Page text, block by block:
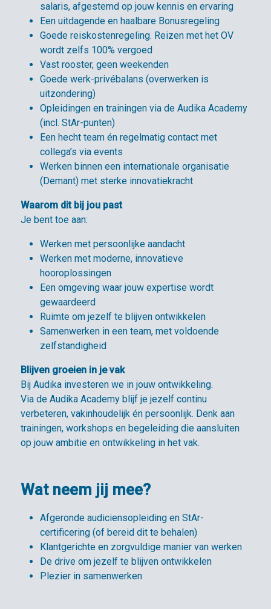
salaris, afgestemd op jouw kennis en ervaring
Een uitdagende en haalbare Bonusregeling
Goede reiskostenregeling. Reizen met het OV
wordt zelfs 100% vergoed
Vast rooster, geen weekenden
Goede werk-privébalans (overwerken is
uitzondering)
Opleidingen en trainingen via de Audika Academy
(incl. StAr-punten)
Een hecht team én regelmatig contact met
collega’s via events
Werken binnen een internationale organisatie
(Demant) met sterke innovatiekracht
Waarom dit bij jou past
Je bent toe aan:
Werken met persoonlijke aandacht
Werken met moderne, innovatieve
hooroplossingen
Een omgeving waar jouw expertise wordt
gewaardeerd
Ruimte om jezelf te blijven ontwikkelen
Samenwerken in een team, met voldoende
zelfstandigheid
Blijven groeien in je vak
Bij Audika investeren we in jouw ontwikkeling.
Via de Audika Academy blijf je jezelf continu
verbeteren, vakinhoudelijk én persoonlijk. Denk aan
trainingen, workshops en begeleiding die aansluiten
op jouw ambitie en ontwikkeling in het vak.
Wat neem jij mee?
Afgeronde audiciensopleiding en StAr-
certificering (of bereid dit te behalen)
Klantgerichte en zorgvuldige manier van werken
De drive om jezelf te blijven ontwikkelen
Plezier in samenwerken